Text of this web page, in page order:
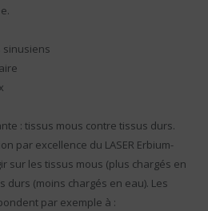
sinusiens
: tissus mous contre tissus durs.
par excellence du LASER Erbium-
sur les tissus mous (plus chargés en
durs (moins chargés en eau). Les
par exemple à :